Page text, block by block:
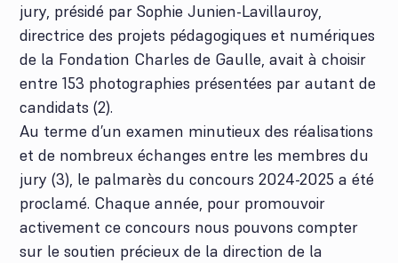
jury, présidé par Sophie Junien-Lavillauroy,
directrice des projets pédagogiques et numériques
de la Fondation Charles de Gaulle, avait à choisir
entre 153 photographies présentées par autant de
candidats (2).
Au terme d’un examen minutieux des réalisations
et de nombreux échanges entre les membres du
jury (3), le palmarès du concours 2024-2025 a été
proclamé. Chaque année, pour promouvoir
activement ce concours nous pouvons compter
sur le soutien précieux de la direction de la